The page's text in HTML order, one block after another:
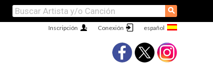
⚲
Conexión
Inscripción